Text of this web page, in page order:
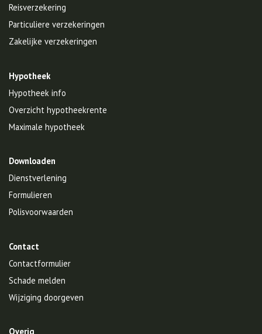
Reisverzekering
Particuliere verzekeringen
Zakelijke verzekeringen
Hypotheek
Hypotheek info
Overzicht hypotheekrente
Maximale hypotheek
Downloaden
Dienstverlening
Formulieren
Polisvoorwaarden
Contact
Contactformulier
Schade melden
Wijziging doorgeven
Overig